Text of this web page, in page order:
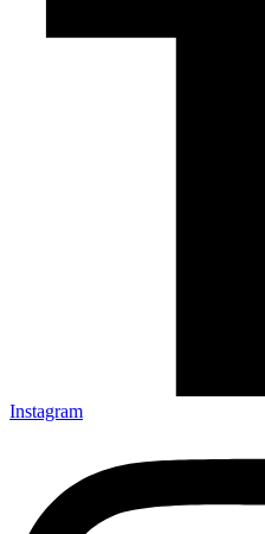
Instagram